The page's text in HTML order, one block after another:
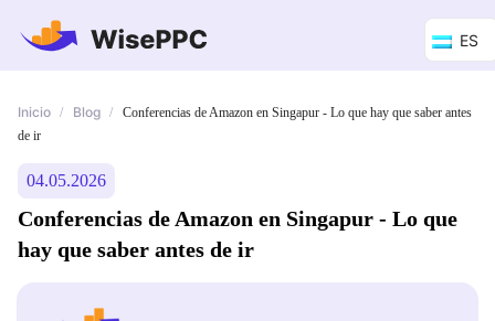
ES
Inicio / Blog /
Conferencias de Amazon en Singapur - Lo que hay que saber antes
de ir
04.05.2026
Conferencias de Amazon en Singapur - Lo que
hay que saber antes de ir